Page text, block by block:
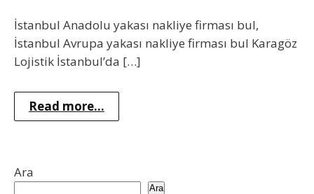
İstanbul Anadolu yakası nakliye firması bul,
İstanbul Avrupa yakası nakliye firması bul Karagöz
Lojistik İstanbul’da […]
Read more...
Ara
Ara